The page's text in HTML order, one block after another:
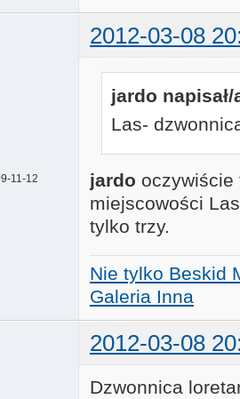
2012-03-08
11-12
jardo napisał/
Las-
jardo oczywiście
miejscowości
tylko trzy.
Nie tylko Beskid
Galeria Inna
2012-03-08
Dzwonnica